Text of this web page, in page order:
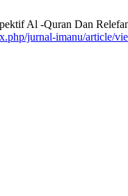
Al -Quran Dan
jurnal-imanu/article/